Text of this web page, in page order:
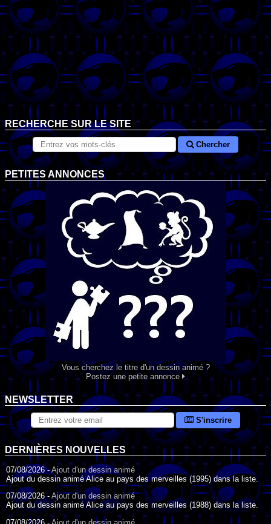
RECHERCHE SUR LE SITE
Chercher
PETITES ANNONCES
Vous cherchez le titre d'un dessin animé ?
Postez une petite annonce
NEWSLETTER
S'inscrire
DERNIÈRES NOUVELLES
07/08/2026 -Ajout d'un dessin animé
Ajout du dessin animé Alice au pays des merveilles (1995) dans la liste.
07/08/2026 - Ajout d'un dessin animé
Ajout du dessin animé Alice au pays des merveilles (1988) dans la liste.